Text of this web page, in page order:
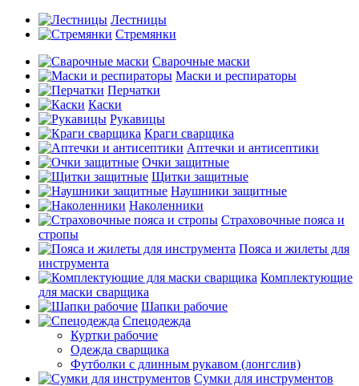
Лестницы
Стремянки
Сварочные маски
Маски и респираторы
Перчатки
Каски
Рукавицы
Краги сварщика
Аптечки и антисептики
Очки защитные
Щитки защитные
Наушники защитные
Наколенники
Страховочные пояса и
стропы
Пояса и жилеты для
инструмента
Комплектующие
для маски сварщика
Шапки рабочие
Спецодежда
Куртки рабочие
Одежда сварщика
Футболки с длинным рукавом (лонгслив)
Сумки для инструментов